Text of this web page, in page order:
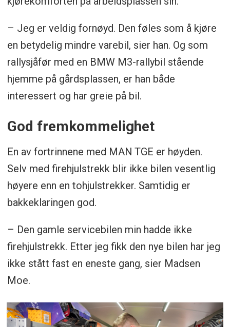
– Jeg er veldig fornøyd. Den føles som å kjøre
en betydelig mindre varebil, sier han. Og som
rallysjåfør med en BMW M3-rallybil stående
hjemme på gårdsplassen, er han både
interessert og har greie på bil.
God fremkommelighet
En av fortrinnene med MAN TGE er høyden.
Selv med firehjulstrekk blir ikke bilen vesentlig
høyere enn en tohjulstrekker. Samtidig er
bakkeklaringen god.
– Den gamle servicebilen min hadde ikke
firehjulstrekk. Etter jeg fikk den nye bilen har jeg
ikke stått fast en eneste gang, sier Madsen
Moe.